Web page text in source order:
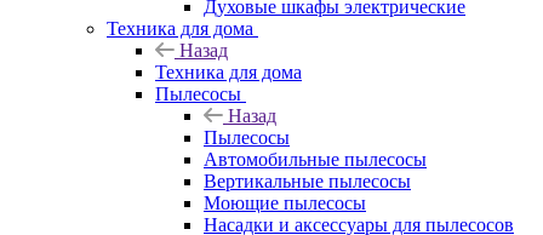
Духовые шкафы электрические
Техника для дома
Назад
Техника для дома
Пылесосы
Назад
Пылесосы
Автомобильные пылесосы
Вертикальные пылесосы
Моющие пылесосы
Насадки и аксессуары для пылесосов